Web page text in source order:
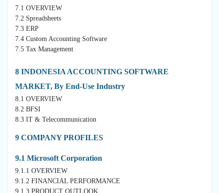
7.1 OVERVIEW
7.2 Spreadsheets
7.3 ERP
7.4 Custom Accounting Software
7.5 Tax Management
8 INDONESIA ACCOUNTING SOFTWARE
MARKET, By End-Use Industry
8.1 OVERVIEW
8.2 BFSI
8.3 IT & Telecommunication
9 COMPANY PROFILES
9.1 Microsoft Corporation
9.1.1 OVERVIEW
9.1.2 FINANCIAL PERFORMANCE
9.1.3 PRODUCT OUTLOOK